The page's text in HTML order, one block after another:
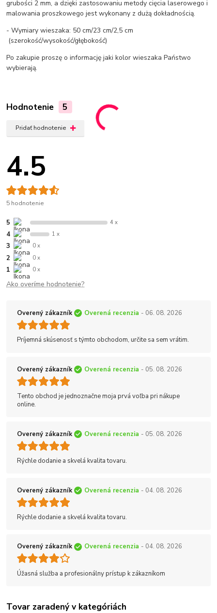
grubości 2 mm, a dzięki zastosowaniu metody cięcia laserowego i
malowania proszkowego jest wykonany z dużą dokładnością.
- Wymiary wieszaka: 50 cm/23 cm/2,5 cm
(szerokość/wysokość/głębokość)
Po zakupie proszę o informację jaki kolor wieszaka Państwo
wybierają.
Hodnotenie 5
Pridať hodnotenie
4.5
5 hodnotenie
5 4 x
4 1 x
3 0 x
2 0 x
1 0 x
Ako overíme hodnotenie?
Overený zákazník Overená recenzia - 06. 08. 2026
Príjemná skúsenosť s týmto obchodom, určite sa sem vrátim.
Overený zákazník Overená recenzia - 05. 08. 2026
Tento obchod je jednoznačne moja prvá voľba pri nákupe
online.
Overený zákazník Overená recenzia - 05. 08. 2026
Rýchle dodanie a skvelá kvalita tovaru.
Overený zákazník Overená recenzia - 04. 08. 2026
Rýchle dodanie a skvelá kvalita tovaru.
Overený zákazník Overená recenzia - 04. 08. 2026
Úžasná služba a profesionálny prístup k zákazníkom
Tovar zaradený v kategóriách